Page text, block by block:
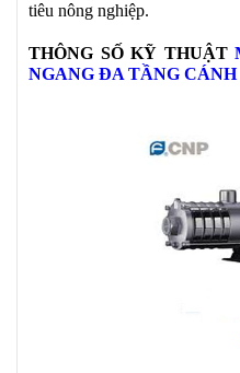
tiêu nông nghiệp.
THÔNG SỐ KỸ THUẬT
NGANG ĐA TẦNG CÁNH